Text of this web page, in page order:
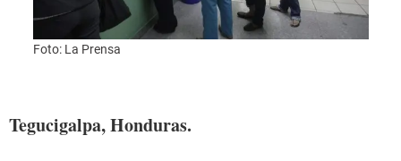
Foto: La Prensa
Tegucigalpa, Honduras.